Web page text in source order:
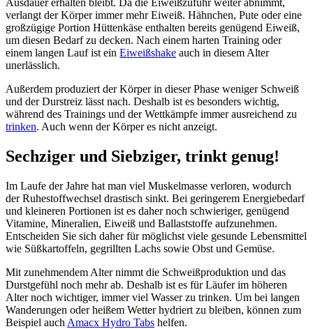
Ausdauer erhalten bleibt. Da die Eiweißzufuhr weiter abnimmt,
verlangt der Körper immer mehr Eiweiß. Hähnchen, Pute oder eine
großzügige Portion Hüttenkäse enthalten bereits genügend Eiweiß,
um diesen Bedarf zu decken. Nach einem harten Training oder
einem langen Lauf ist ein Eiweißshake auch in diesem Alter
unerlässlich.
Außerdem produziert der Körper in dieser Phase weniger Schweiß
und der Durstreiz lässt nach. Deshalb ist es besonders wichtig,
während des Trainings und der Wettkämpfe immer ausreichend zu
trinken. Auch wenn der Körper es nicht anzeigt.
Sechziger und Siebziger, trinkt genug!
Im Laufe der Jahre hat man viel Muskelmasse verloren, wodurch
der Ruhestoffwechsel drastisch sinkt. Bei geringerem Energiebedarf
und kleineren Portionen ist es daher noch schwieriger, genügend
Vitamine, Mineralien, Eiweiß und Ballaststoffe aufzunehmen.
Entscheiden Sie sich daher für möglichst viele gesunde Lebensmittel
wie Süßkartoffeln, gegrillten Lachs sowie Obst und Gemüse.
Mit zunehmendem Alter nimmt die Schweißproduktion und das
Durstgefühl noch mehr ab. Deshalb ist es für Läufer im höheren
Alter noch wichtiger, immer viel Wasser zu trinken. Um bei langen
Wanderungen oder heißem Wetter hydriert zu bleiben, können zum
Beispiel auch Amacx Hydro Tabs helfen.